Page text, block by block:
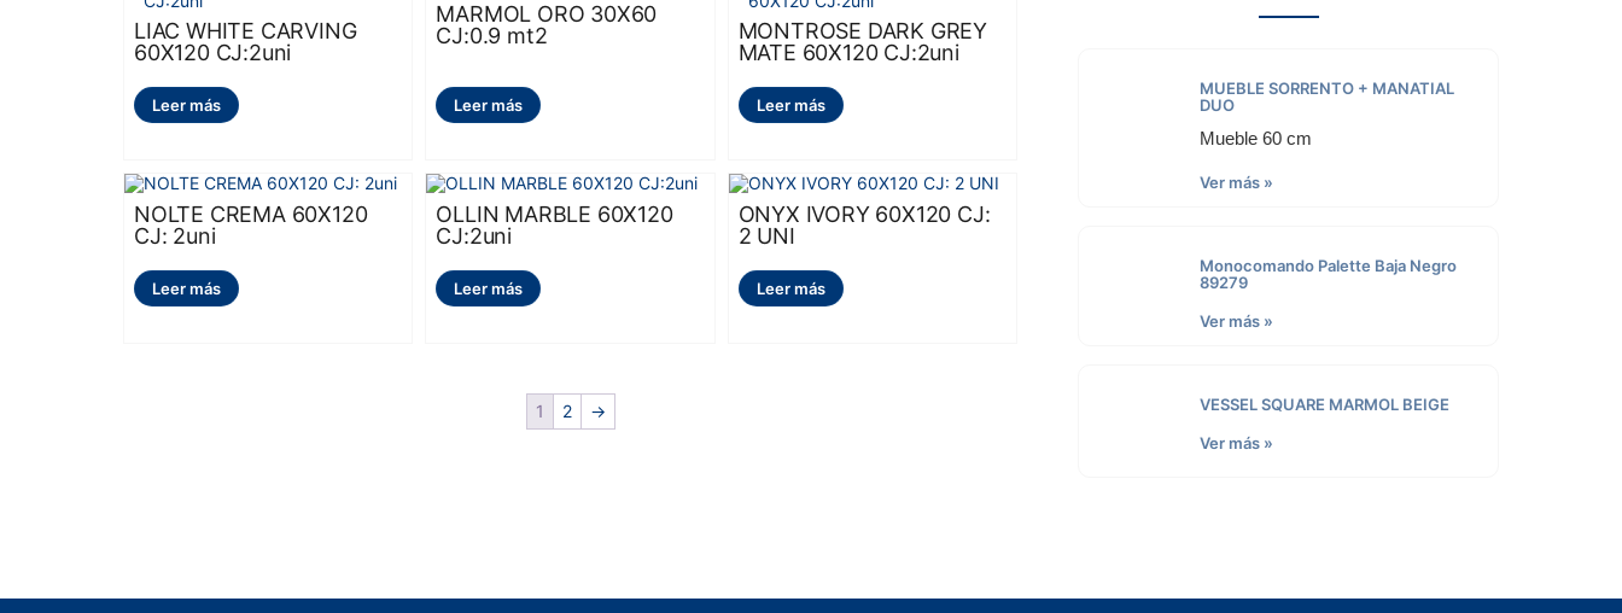
LIAC WHITE CARVING
60X120 CJ:2uni
Leer más
MARMOL ORO 30X60
CJ:0.9 mt2
Leer más
MONTROSE DARK GREY
MATE 60X120 CJ:2uni
Leer más
NOLTE CREMA 60X120
CJ: 2uni
Leer más
OLLIN MARBLE 60X120
CJ:2uni
Leer más
ONYX IVORY 60X120 CJ:
2 UNI
Leer más
1 2 →
MUEBLE SORRENTO + MANATIAL
DUO
Mueble 60 cm
Ver más »
Monocomando Palette Baja Negro
89279
Ver más »
VESSEL SQUARE MARMOL BEIGE
Ver más »